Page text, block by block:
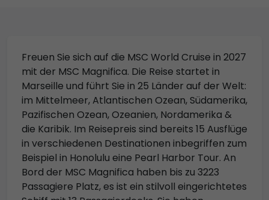
Freuen Sie sich auf die MSC World Cruise in 2027
mit der MSC Magnifica. Die Reise startet in
Marseille und führt Sie in 25 Länder auf der Welt:
im Mittelmeer, Atlantischen Ozean, Südamerika,
Pazifischen Ozean, Ozeanien, Nordamerika &
die Karibik. Im Reisepreis sind bereits 15 Ausflüge
in verschiedenen Destinationen inbegriffen zum
Beispiel in Honolulu eine Pearl Harbor Tour. An
Bord der MSC Magnifica haben bis zu 3223
Passagiere Platz, es ist ein stilvoll eingerichtetes